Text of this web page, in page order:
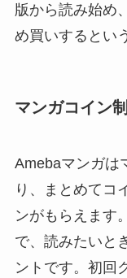
版から読み始め
め買いするとい
マンガコイン
Amebaマンガは
り、まとめてコ
ンがもらえます
で、読みたいと
ントです。初回